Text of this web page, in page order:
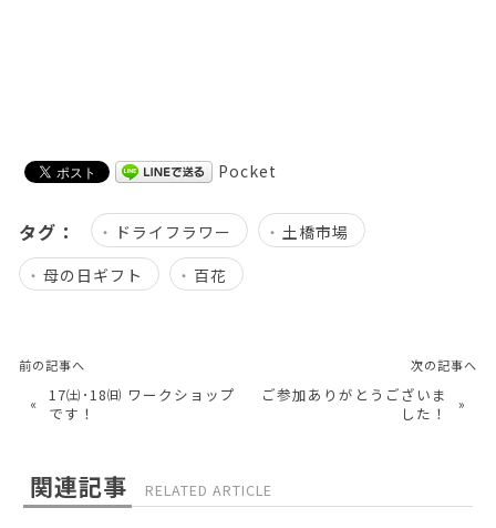
Pocket
タグ： ドライフラワー
土橋市場
母の日ギフト
百花
前の記事へ
« 17㈯･18㈰ ワークショップ
です！
次の記事へ
ご参加ありがとうございま
した！
»
関連記事 RELATED ARTICLE